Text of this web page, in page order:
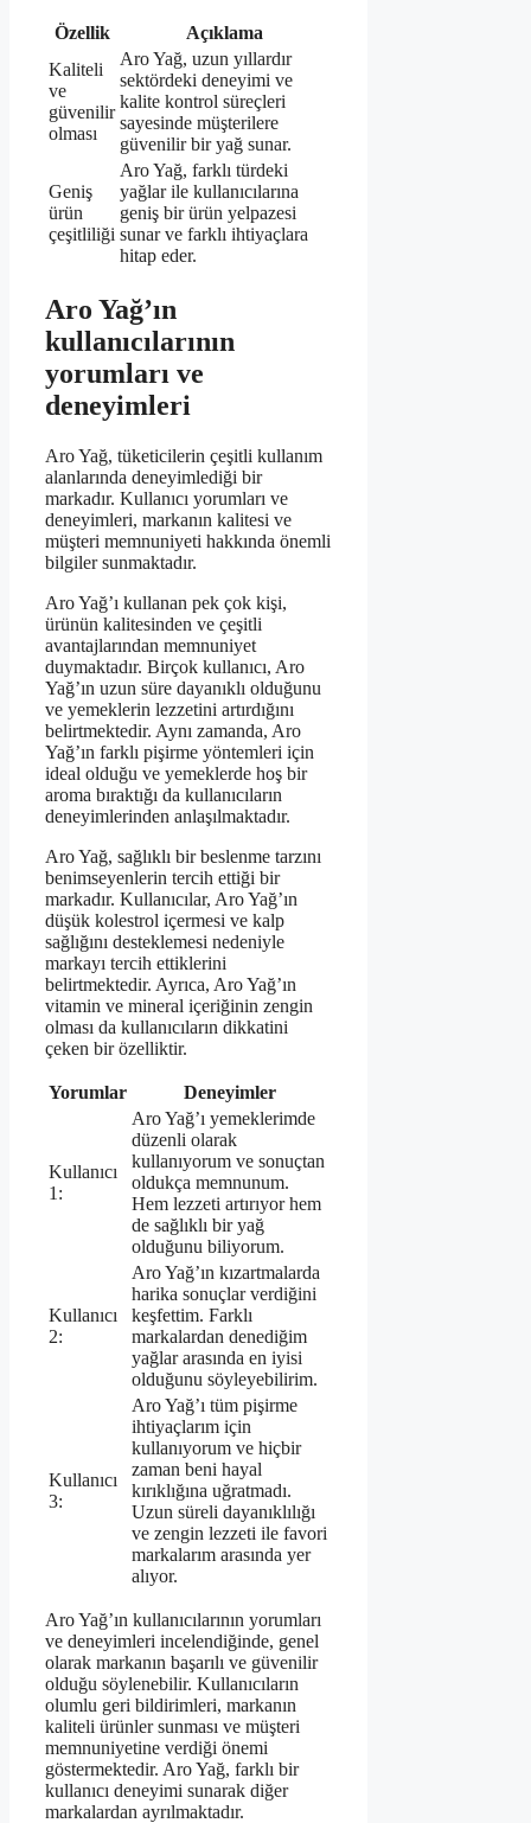
Özellik
Açıklama
Kaliteli
ve
güvenilir
olması
Aro Yağ, uzun yıllardır
sektördeki deneyimi ve
kalite kontrol süreçleri
sayesinde müşterilere
güvenilir bir yağ sunar.
Geniş
ürün
çeşitliliği
Aro Yağ, farklı türdeki
yağlar ile kullanıcılarına
geniş bir ürün yelpazesi
sunar ve farklı ihtiyaçlara
hitap eder.
Aro Yağ’ın
kullanıcılarının
yorumları ve
deneyimleri
Aro Yağ, tüketicilerin çeşitli kullanım
alanlarında deneyimlediği bir
markadır. Kullanıcı yorumları ve
deneyimleri, markanın kalitesi ve
müşteri memnuniyeti hakkında önemli
bilgiler sunmaktadır.
Aro Yağ’ı kullanan pek çok kişi,
ürünün kalitesinden ve çeşitli
avantajlarından memnuniyet
duymaktadır. Birçok kullanıcı, Aro
Yağ’ın uzun süre dayanıklı olduğunu
ve yemeklerin lezzetini artırdığını
belirtmektedir. Aynı zamanda, Aro
Yağ’ın farklı pişirme yöntemleri için
ideal olduğu ve yemeklerde hoş bir
aroma bıraktığı da kullanıcıların
deneyimlerinden anlaşılmaktadır.
Aro Yağ, sağlıklı bir beslenme tarzını
benimseyenlerin tercih ettiği bir
markadır. Kullanıcılar, Aro Yağ’ın
düşük kolestrol içermesi ve kalp
sağlığını desteklemesi nedeniyle
markayı tercih ettiklerini
belirtmektedir. Ayrıca, Aro Yağ’ın
vitamin ve mineral içeriğinin zengin
olması da kullanıcıların dikkatini
çeken bir özelliktir.
Yorumlar Deneyimler
Kullanıcı
1:
Aro Yağ’ı yemeklerimde
düzenli olarak
kullanıyorum ve sonuçtan
oldukça memnunum.
Hem lezzeti artırıyor hem
de sağlıklı bir yağ
olduğunu biliyorum.
Kullanıcı
2:
Aro Yağ’ın kızartmalarda
harika sonuçlar verdiğini
keşfettim. Farklı
markalardan denediğim
yağlar arasında en iyisi
olduğunu söyleyebilirim.
Kullanıcı
3:
Aro Yağ’ı tüm pişirme
ihtiyaçlarım için
kullanıyorum ve hiçbir
zaman beni hayal
kırıklığına uğratmadı.
Uzun süreli dayanıklılığı
ve zengin lezzeti ile favori
markalarım arasında yer
alıyor.
Aro Yağ’ın kullanıcılarının yorumları
ve deneyimleri incelendiğinde, genel
olarak markanın başarılı ve güvenilir
olduğu söylenebilir. Kullanıcıların
olumlu geri bildirimleri, markanın
kaliteli ürünler sunması ve müşteri
memnuniyetine verdiği önemi
göstermektedir. Aro Yağ, farklı bir
kullanıcı deneyimi sunarak diğer
markalardan ayrılmaktadır.